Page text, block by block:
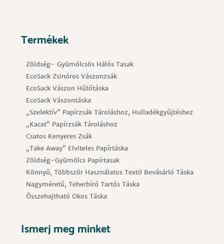
Termékek
Zöldség- Gyümölcsös Hálós Tasak
EcoSack Zsinóros Vászonzsák
EcoSack Vászon Hűtőtáska
EcoSack Vászontáska
„Szelektív” Papírzsák Tároláshoz, Hulladékgyűjtéshez
„Kacat” Papírzsák Tároláshoz
Csatos Kenyeres Zsák
„Take Away” Elviteles Papírtáska
Zöldség-Gyümölcs Papírtasak
Könnyű, Többször Használatos Textil Bevásárló Táska
Nagyméretű, Teherbíró Tartós Táska
Összehajtható Okos Táska
Ismerj meg minket